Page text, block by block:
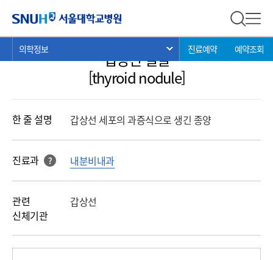
전체 검
현
재
의학정보 서브 메뉴 목록 열기
진료예약 예약조회
의학정보
갑상선 결절
[thyroid nodule]
한 줄 설명 갑상선 세포의 과증식으로 생긴 종양
진료과 해당 과를 클릭 하면진료과로 바로 연결됩니다.
내분비내과
관련
신체기관
갑상선